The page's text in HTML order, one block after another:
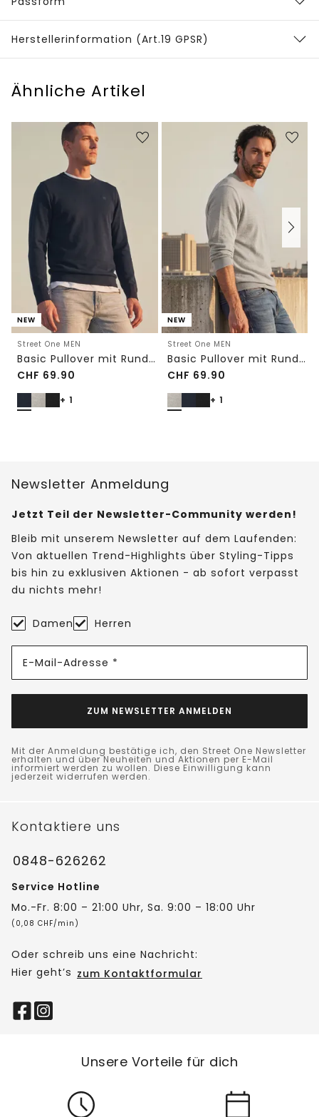
Herstellerinformation (Art.19 GPSR)
Ähnliche Artikel
NEW
Street One MEN
Basic Pullover mit Rundhals in Unifarbe
CHF 69.90
+ 1
NEW
Street One MEN
Basic Pullover mit Rundhals in Unifarbe
CHF 69.90
+ 1
Newsletter Anmeldung
Jetzt Teil der Newsletter-Community werden!
Bleib mit unserem Newsletter auf dem Laufenden:
Von aktuellen Trend-Highlights über Styling-Tipps
bis hin zu exklusiven Aktionen - ab sofort verpasst
du nichts mehr!
Damen Herren
E-Mail-Adresse *
ZUM NEWSLETTER ANMELDEN
Mit der Anmeldung bestätige ich, den Street One Newsletter
erhalten und über Neuheiten und Aktionen per E-Mail
informiert werden zu wollen. Diese Einwilligung kann
jederzeit widerrufen werden.
Kontaktiere uns
0848-626262
Service Hotline
Mo.-Fr. 8:00 – 21:00 Uhr, Sa. 9:00 – 18:00 Uhr
(0,08 CHF/min)
Oder schreib uns eine Nachricht:
Hier geht’s zum Kontaktformular
Unsere Vorteile für dich